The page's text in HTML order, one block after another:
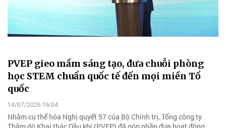
PVEP gieo mầm sáng tạo, đưa chuỗi phòng
học STEM chuẩn quốc tế đến mọi miền Tổ
quốc
14/07/2026 16:04
Nhằm cụ thể hóa Nghị quyết 57 của Bộ Chính trị, Tổng công ty
Thăm dò Khai thác Dầu khí (PVEP) đã góp phần đưa hoạt động